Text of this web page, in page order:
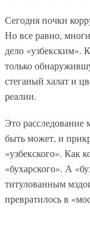
Сегодня почки
Но все равно,
дело «узбекским».
только
стеганый халат и
реалии.
Это
быть может, и
«узбекского». Как
«бухарского». А
титулованным
превратилось в